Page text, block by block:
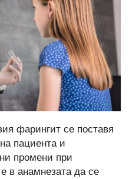
фарингит се поставя
пациента и
промени при
в анамнезата да се